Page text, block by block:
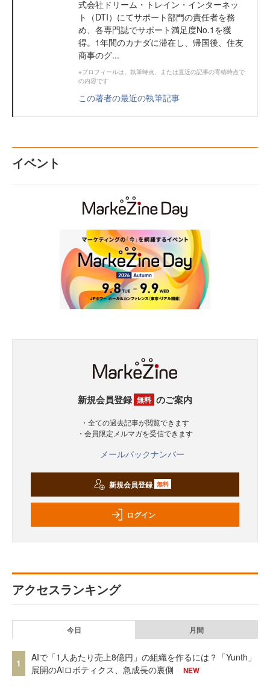
式会社ドリーム・トレイン・インターネッ
ト（DTI）にてサポート部門の責任者を務
め、各専門誌でサポート満足度No.1を獲
得。1年間のカナダに滞在し、帰国後、住友
商事のグ...
※プロフィールは、執筆時点、または直近の記事の寄稿時点で
の内容です
この著者の最近の執筆記事
イベント
新規会員登録 無料 のご案内
・全ての過去記事が閲覧できます
・会員限定メルマガを受信できます
メールバックナンバー
新規会員登録 無料
ログイン
アクセスランキング
今日 月間
1
AIで「1人あたり売上8億円」の組織を作るには？「Yunth」
展開のAiロボティクス、急成長の裏側
NEW